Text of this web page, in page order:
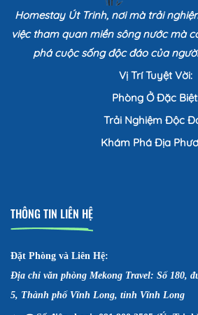
Homestay Út Trinh, nơi mà trải
việc tham quan miền sông nước mà
phá cuộc sống độc đáo của
Vị Trí Tuyệt Vời:
Phòng Ở Đặc
Trải Nghiệm Độc
Khám Phá Địa
THÔNG TIN LIÊN HỆ
Đặt Phòng và Liên Hệ:
Địa chỉ văn phòng Mekong Travel: Số 180,
5, Thành phố Vĩnh Long, tỉnh Vĩnh Long